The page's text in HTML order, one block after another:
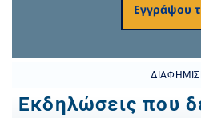
Εγγράψου
Εκδηλώσεις που